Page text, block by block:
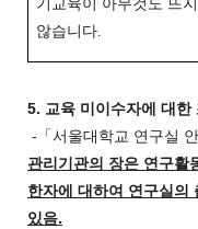
기교육이 아무것도 뜨지
않습니다.
5. 교육 미이수자에 대한
-「서울대학교 연구실
관리기관의 장은 연구활
한자에 대하여 연구실의
있음.